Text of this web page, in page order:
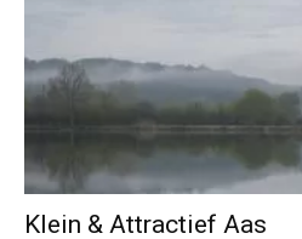
Klein & Attractief Aas